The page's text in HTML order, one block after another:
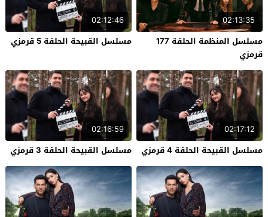
02:13:35
مسلسل المنظمة الحلقة 177
قرمزي
02:12:46
مسلسل القبيحة الحلقة 5 قرمزي
02:17:12
مسلسل القبيحة الحلقة 4 قرمزي
02:16:59
مسلسل القبيحة الحلقة 3 قرمزي